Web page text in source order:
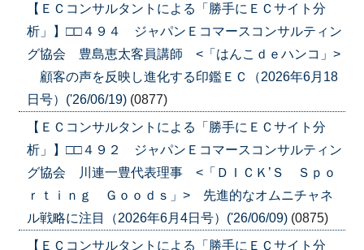
【ＥＣコンサルタントによる「勝手にＥＣサイト分
析」】□□４９４ ジャパンＥコマースコンサルティン
グ協会 豊島恵太客員講師 <「はんこｄｅハンコ」>
顧客の声を反映し進化する印鑑ＥＣ（2026年6月18
日号）('26/06/19) (0877)
【ＥＣコンサルタントによる「勝手にＥＣサイト分
析」】□□４９２ ジャパンＥコマースコンサルティン
グ協会 川連一豊代表理事 <「ＤＩＣＫ’Ｓ Ｓｐｏ
ｒｔｉｎｇ Ｇｏｏｄｓ」> 先進的なオムニチャネ
ル戦略に注目（2026年6月4日号）('26/06/09) (0875)
【ＥＣコンサルタントによる「勝手にＥＣサイト分